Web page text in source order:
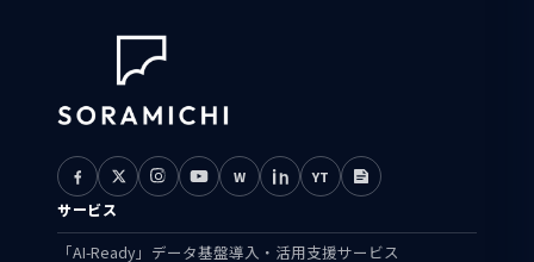
W YT
サービス
「AI-Ready」データ基盤導入・活用支援サービス